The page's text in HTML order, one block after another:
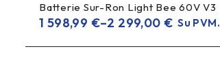
Batterie Sur-Ron Light Bee 60V V3
1 598,99 €–2 299,00€ Su PVM.